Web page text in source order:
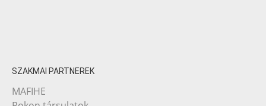
SZAKMAI PARTNEREK
MAFIHE